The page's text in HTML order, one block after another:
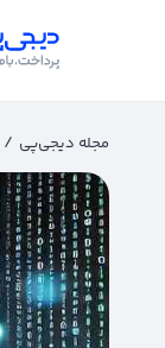
مجله دیجی‌پی /